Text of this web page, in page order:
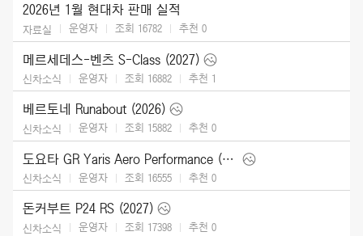
2026년 1월 현대차 판매 실적
자료실 운영자 조회 16782 추천 0
메르세데스-벤츠 S-Class (2027)
신차소식 운영자 조회 16882 추천 1
베르토네 Runabout (2026)
신차소식 운영자 조회 15882 추천 0
도요타 GR Yaris Aero Performance (2026)
신차소식 운영자 조회 16555 추천 0
돈커부트 P24 RS (2027)
신차소식 운영자 조회 17398 추천 0